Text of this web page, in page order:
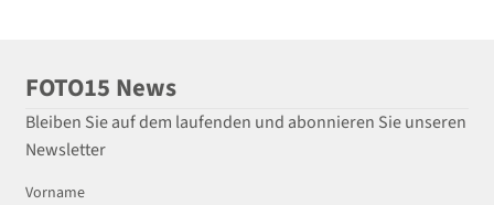
FOTO15 News
Bleiben Sie auf dem laufenden und abonnieren Sie unseren
Newsletter
Vorname